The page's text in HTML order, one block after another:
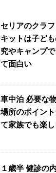
セリアのクラ
キットは子ど
究やキャンプ
て面白い
車中泊 必要な
場所のポイント
て家族でも楽し
１歳半 健診の